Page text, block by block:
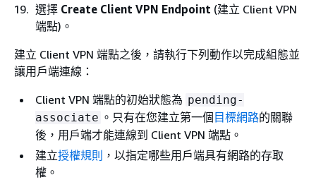
選擇 Create Client VPN Endpoint (建立 Client VPN
端點)。
建立 Client VPN 端點之後，請執行下列動作以完成組態並
讓用戶端連線：
Client VPN 端點的初始狀態為 pending-
associate 。只有在您建立第一個 目標網路的關聯
後，用戶端才能連線到 Client VPN 端點。
建立授權規則 ，以指定哪些用戶端具有網路的存取
權。